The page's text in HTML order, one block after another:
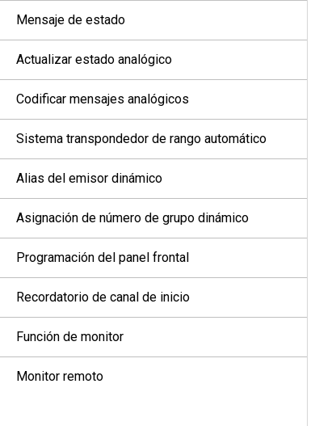
Mensaje de estado
Actualizar estado analógico
Codificar mensajes analógicos
Sistema transpondedor de rango automático
Alias del emisor dinámico
Asignación de número de grupo dinámico
Programación del panel frontal
Recordatorio de canal de inicio
Función de monitor
Monitor remoto